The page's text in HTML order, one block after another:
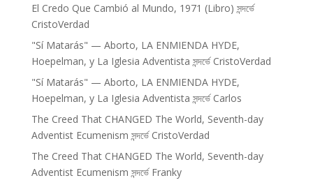
El Credo Que Cambió al Mundo, 1971 (Libro) সন্দৰ্ভে
CristoVerdad
"Sí Matarás" — Aborto, LA ENMIENDA HYDE,
Hoepelman, y La Iglesia Adventista সন্দৰ্ভে CristoVerdad
"Sí Matarás" — Aborto, LA ENMIENDA HYDE,
Hoepelman, y La Iglesia Adventista সন্দৰ্ভে Carlos
The Creed That CHANGED The World, Seventh-day
Adventist Ecumenism সন্দৰ্ভে CristoVerdad
The Creed That CHANGED The World, Seventh-day
Adventist Ecumenism সন্দৰ্ভে Franky